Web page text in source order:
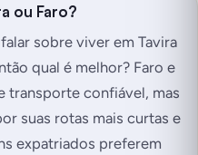
ou Faro?
sobre viver em Tavira
qual é melhor? Faro e
transporte confiável, mas
suas rotas mais curtas e
expatriados preferem